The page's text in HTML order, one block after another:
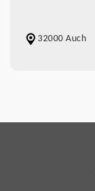
32000 Auch